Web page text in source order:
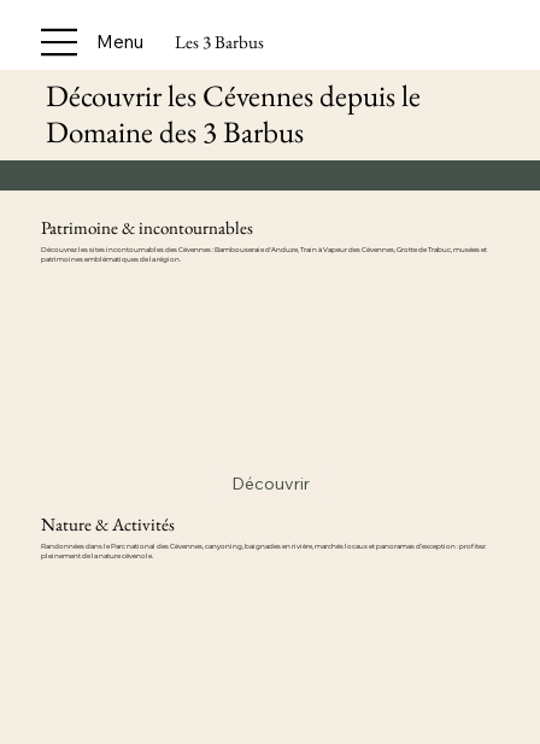
Les 3 Barbus
Menu
Découvrir les Cévennes depuis le
Domaine des 3 Barbus
Patrimoine & incontournables
Découvrez les sites incontournables des Cévennes : Bambouseraie d'Anduze, Train à Vapeur des Cévennes, Grotte de Trabuc, musées et
patrimoines emblématiques de la région.
Découvrir
Nature & Activités
Randonnées dans le Parc national des Cévennes, canyoning, baignades en rivière, marchés locaux et panoramas d'exception : profitez
pleinement de la nature cévenole.